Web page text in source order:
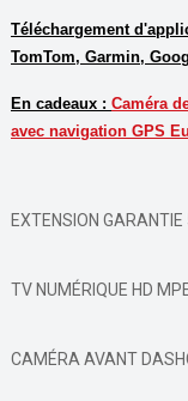
Téléchargement
TomTom, Garmin,
En cadeaux : Caméra
avec navigation GPS
EXTENSION GARANTIE
TV NUMÉRIQUE HD
CAMÉRA AVANT